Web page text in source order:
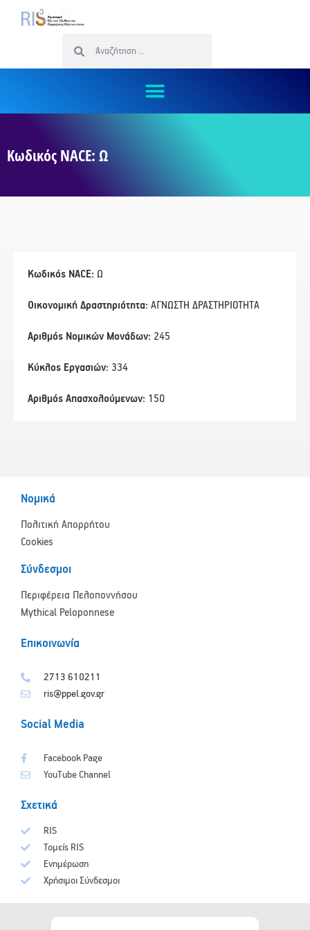
Κωδικός NACE: Ω
Κωδικός NACE: Ω
Οικονομική Δραστηριότητα: ΑΓΝΩΣΤΗ ΔΡΑΣΤΗΡΙΟΤΗΤΑ
Αριθμός Νομικών Μονάδων: 245
Κύκλος Εργασιών: 334
Αριθμός Απασχολούμενων: 150
Νομικά
Πολιτική Απορρήτου
Cookies
Σύνδεσμοι
Περιφέρεια Πελοποννήσου
Mythical Peloponnese
Επικοινωνία
2713 610211
ris@ppel.gov.gr
Social Media
Facebook Page
YouTube Channel
Σχετικά
RIS
Τομείς RIS
Ενημέρωση
Χρήσιμοι Σύνδεσμοι